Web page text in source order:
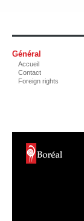
Général
Accueil
Contact
Foreign rights